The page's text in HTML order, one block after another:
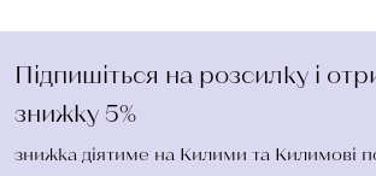
Підпишіться на розсилку і
знижку 5%
знижка діятиме на Килими та Килимові